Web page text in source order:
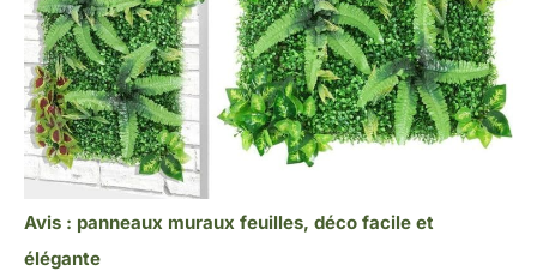
Avis : panneaux muraux feuilles, déco facile et
élégante